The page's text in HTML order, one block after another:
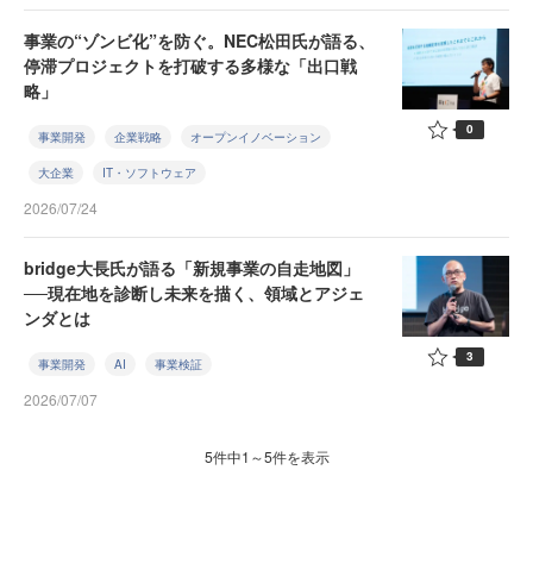
事業の“ゾンビ化”を防ぐ。NEC松田氏が語る、
停滞プロジェクトを打破する多様な「出口戦
略」
事業開発 企業戦略 オープンイノベーション
大企業 IT・ソフトウェア
2026/07/24
0
bridge大長氏が語る「新規事業の自走地図」
──現在地を診断し未来を描く、領域とアジェ
ンダとは
事業開発 AI 事業検証
2026/07/07
3
5件中1～5件を表示